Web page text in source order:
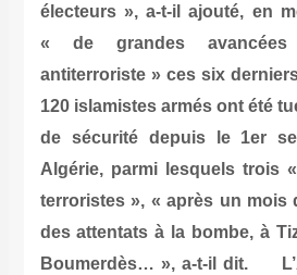
électeurs », a-t-il ajouté, en
« de grandes
antiterroriste » ces six
120 islamistes armés ont été
de sécurité depuis le 1er
Algérie, parmi lesquels trois
terroristes », « après un mois
des attentats à la bombe, à
Boumerdès… », a-t-il dit.